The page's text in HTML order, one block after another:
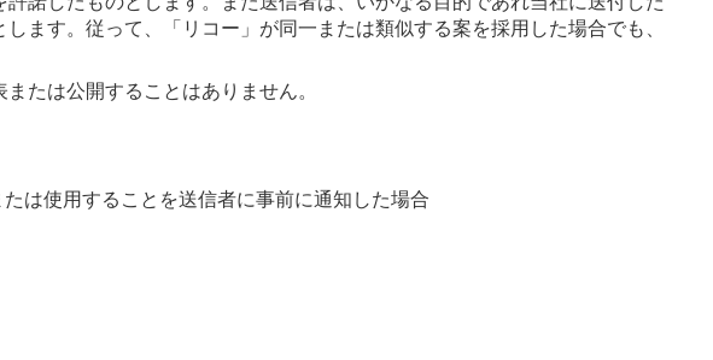
ます。従って、「リコー」が同一または類似する案を採用した場合でも、
たは公開することはありません。
は使用することを送信者に事前に通知した場合